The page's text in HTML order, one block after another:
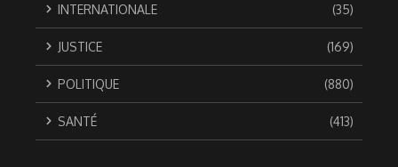
INTERNATIONALE (35)
JUSTICE (169)
POLITIQUE (880)
SANTÉ (413)